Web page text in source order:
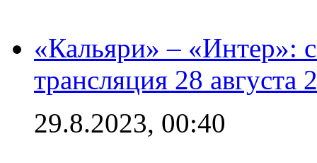
«Кальяри» – «Интер»:
трансляция 28 августа
29.8.2023, 00:40